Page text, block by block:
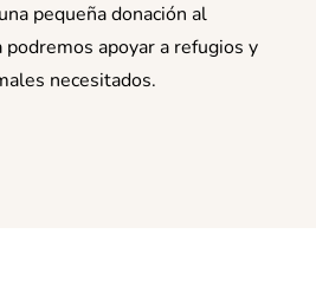
pequeña donación al
apoyar a refugios y
necesitados.